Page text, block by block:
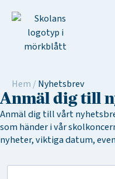
Hem / Nyhetsbrev
Anmäl dig till
Anmäl dig till vårt
som händer i vår
nyheter, viktiga datum,